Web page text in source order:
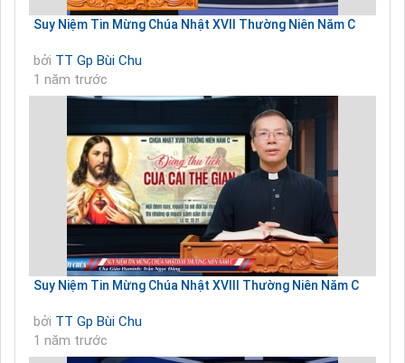
Suy Niệm Tin Mừng Chúa Nhật XVII Thường Niên Năm C
bởi TT Gp Bùi Chu
1 năm trước
Suy Niệm Tin Mừng Chúa Nhật XVIII Thường Niên Năm C
bởi TT Gp Bùi Chu
1 năm trước